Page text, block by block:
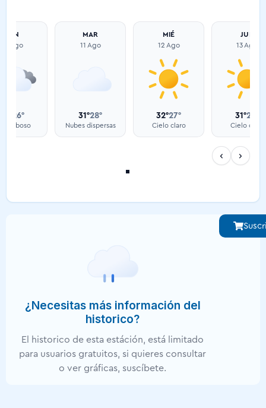
LUN
10 Ago
26°
nuboso
MAR
11 Ago
31°28°
Nubes dispersas
MIÉ
12 Ago
32°27°
Cielo claro
JUE
13 Ago
31°27°
Cielo claro
‹ ›
¿Necesitas más información del
historico?
El historico de esta estáción, está limitado
para usuarios gratuitos, si quieres consultar
o ver gráficas, suscíbete.